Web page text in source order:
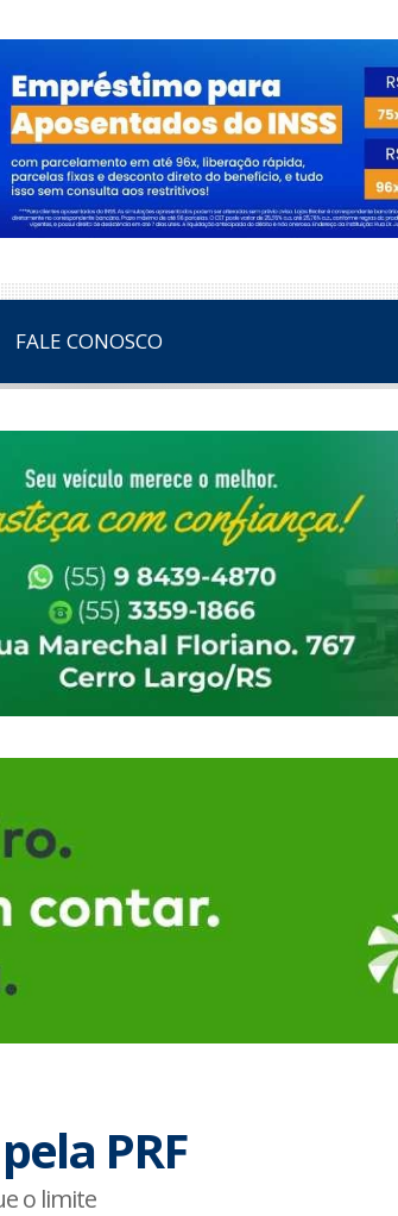
FALE CONOSCO
PRF
o limite